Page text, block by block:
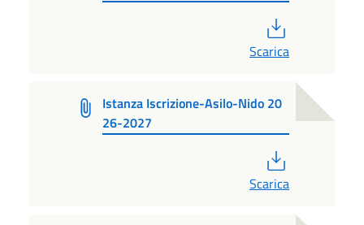
Scarica
Istanza Iscrizione-Asilo-Nido 20
26-2027
Scarica